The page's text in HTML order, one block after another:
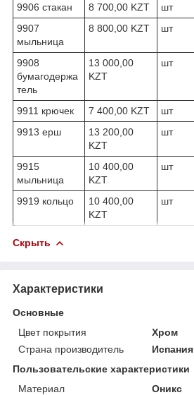
9906 стакан 8 700,00 KZT
шт
9907
мыльница
8 800,00 KZT шт
9908
бумагодержа
тель
13 000,00
KZT
шт
9911 крючек 7 400,00 KZT
шт
9913 ерш
13 200,00
KZT
шт
9915
мыльница
10 400,00
KZT
шт
9919 кольцо
10 400,00
KZT
шт
Скрыть
Характеристики
Основные
Цвет покрытия
Хром
Страна производитель
Испания
Пользовательские характеристики
Материал
Оникс